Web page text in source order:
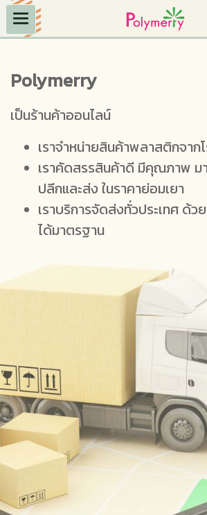
Polymerry
เป็นร้านค้าออนไลน์
เราจำหน่ายสินค้าพลาสติกจาก
เราคัดสรรสินค้าดี มีคุณภาพ ม
ปลีกและส่ง ในราคาย่อมเยา
เราบริการจัดส่งทั่วประเทศ ด้
ได้มาตรฐาน